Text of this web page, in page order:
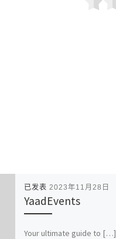
已发表 2023年11月28日
YaadEvents
Your ultimate guide to […]